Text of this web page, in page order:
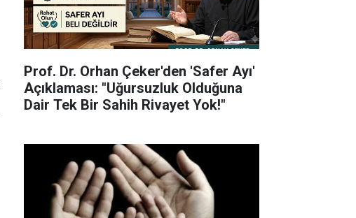
Prof. Dr. Orhan Çeker'den 'Safer Ayı'
Açıklaması: "Uğursuzluk Olduğuna
Dair Tek Bir Sahih Rivayet Yok!"